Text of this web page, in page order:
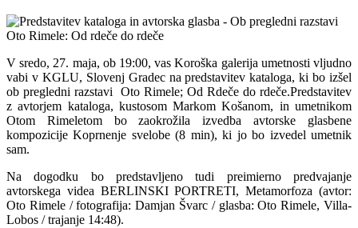
V sredo, 27. maja, ob 19:00, vas Koroška galerija umetnosti vljudno
vabi v KGLU, Slovenj Gradec na predstavitev kataloga, ki bo izšel
ob pregledni razstavi Oto Rimele; Od Rdeče do rdeče.Predstavitev
z avtorjem kataloga, kustosom Markom Košanom, in umetnikom
Otom Rimeletom bo zaokrožila izvedba avtorske glasbene
kompozicije Koprnenje svelobe (8 min), ki jo bo izvedel umetnik
sam.
Na dogodku bo predstavljeno tudi preimierno predvajanje
avtorskega videa BERLINSKI PORTRETI, Metamorfoza (avtor:
Oto Rimele / fotografija: Damjan Švarc / glasba: Oto Rimele, Villa-
Lobos / trajanje 14:48).